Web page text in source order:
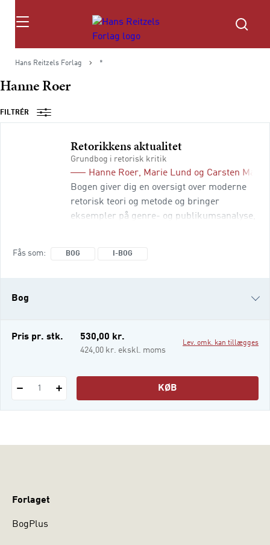
Søg
Hans Reitzels Forlag *
Hanne Roer
FILTRÉR
Retorikkens aktualitet
Grundbog i retorisk kritik
Hanne Roer, Marie Lund og Carsten
Bogen giver dig en oversigt over moderne
retorisk teori og metode og bringer
eksempler på genre- og publikumsanalyse,
kulturdebatten, sociale medier, tv-inte
Fås som BOG I-BOG
Bog
i-bog
Pris pr. stk. 530,00 kr.
424,00 kr. ekskl. moms
Lev. omk. kan tillægges
1 KØB
Forlaget
BogPlus